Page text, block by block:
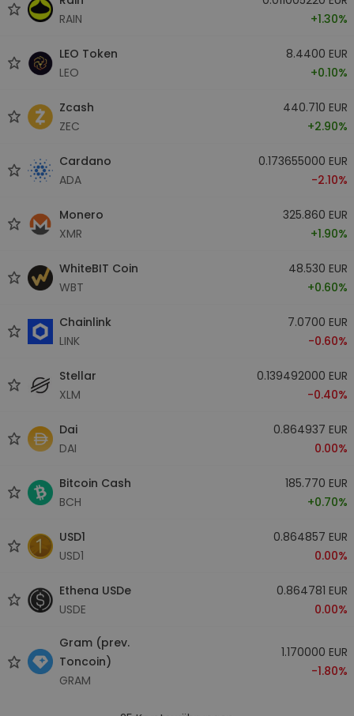
RAIN
+1.30%
LEO Token
LEO
8.4400 EUR
+0.10%
Zcash
ZEC
440.710 EUR
+2.90%
Cardano
ADA
0.173655000 EUR
-2.10%
Monero
XMR
325.860 EUR
+1.90%
WhiteBIT Coin
WBT
48.530 EUR
+0.60%
Chainlink
LINK
7.0700 EUR
-0.60%
Stellar
XLM
0.139492000 EUR
-0.40%
Dai
DAI
0.864937 EUR
0.00%
Bitcoin Cash
BCH
185.770 EUR
+0.70%
USD1
USD1
0.864857 EUR
0.00%
Ethena USDe
USDE
0.864781 EUR
0.00%
Gram (prev.
Toncoin)
GRAM
1.170000 EUR
-1.80%